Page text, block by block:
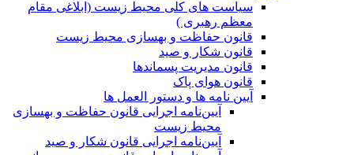
ﺳﯿﺎﺳﺖ ﻫﺎی ﮐﻠﯽ ﻣﺤﯿﻂ زﯾﺴﺖ (ابلاغی مقام
معظم رهبری )
قانون حفاظت و بهسازی محیط زیست
قانون شکار و صید
قانون مدیریت پسماندها
قانون هوای پاک
آیین نامه ها و دستور العمل ها
آیین‌نامه اجرایی قانون حفاظت و بهسازی
محیط زیست
آیین‌نامه اجرایی قانون شکار و صید